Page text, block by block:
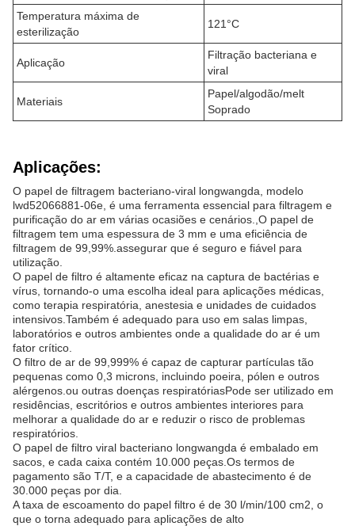
Temperatura máxima de
esterilização
121°C
Aplicação
Filtração bacteriana e
viral
Materiais
Papel/algodão/melt
Soprado
Aplicações:
O papel de filtragem bacteriano-viral longwangda, modelo
lwd52066881-06e, é uma ferramenta essencial para filtragem e
purificação do ar em várias ocasiões e cenários.,O papel de
filtragem tem uma espessura de 3 mm e uma eficiência de
filtragem de 99,99%.assegurar que é seguro e fiável para
utilização.
O papel de filtro é altamente eficaz na captura de bactérias e
vírus, tornando-o uma escolha ideal para aplicações médicas,
como terapia respiratória, anestesia e unidades de cuidados
intensivos.Também é adequado para uso em salas limpas,
laboratórios e outros ambientes onde a qualidade do ar é um
fator crítico.
O filtro de ar de 99,999% é capaz de capturar partículas tão
pequenas como 0,3 microns, incluindo poeira, pólen e outros
alérgenos.ou outras doenças respiratóriasPode ser utilizado em
residências, escritórios e outros ambientes interiores para
melhorar a qualidade do ar e reduzir o risco de problemas
respiratórios.
O papel de filtro viral bacteriano longwangda é embalado em
sacos, e cada caixa contém 10.000 peças.Os termos de
pagamento são T/T, e a capacidade de abastecimento é de
30.000 peças por dia.
A taxa de escoamento do papel filtro é de 30 l/min/100 cm2, o
que o torna adequado para aplicações de alto